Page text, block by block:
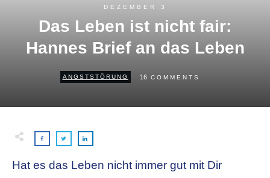
DEZEMBER 3
Das Leben ist nicht fair:
Hannes Brief an das Leben
ANGSTSTÖRUNG 16 COMMENTS
Hat es das Leben nicht immer gut mit Dir